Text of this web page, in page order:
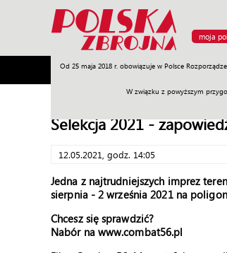
moja
Od 25 maja 2018 r. obowiązuje w Polsce
W związku z powyższym
Armia Poligon Sprzęt Misje
Selekcja 2021 -
12.05.2021, godz. 14:05
Jedna z najtrudniejszych imprez
sierpnia - 2 września 2021 na
Chcesz się sprawdzić?
Nabór na www.combat56.pl